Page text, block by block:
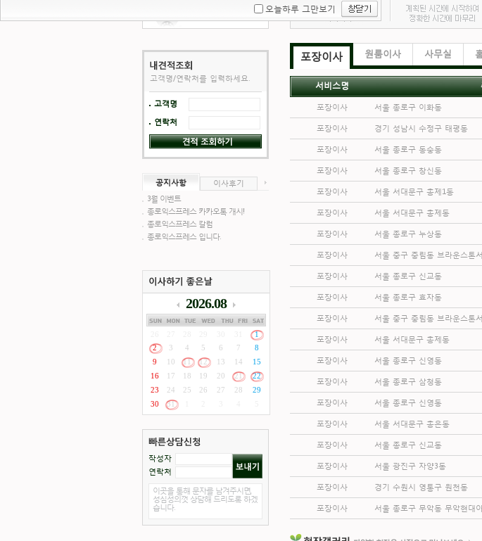
오늘하루 그만보기
고객명/연락처를 입력하세요.
고객명
연락처
공지사항
이사후기
3월 이벤트
종로익스프레스 카카오톡 개시!
종로익스프레스 칼럼
종로익스프레스 입니다.
2026.08
1
2
3 4 5 6 7
8
9
10 11 12 13 14
15
16
17 18 19 20 21
22
23
24 25 26 27 28
29
30
31
작성자
연락처
이곳을 통해 문자를 남겨주시면,
성심성의껏 상담해 드리도록 하겠
습니다.
포장이사 원룸이사 사무실
서비스명
포장이사 서울 종로구 이화동
포장이사 경기 성남시 수정구 태평동
포장이사 서울 종로구 동숭동
포장이사 서울 종로구 창신동
포장이사 서울 서대문구 홍제1동
포장이사 서울 서대문구 홍제동
포장이사 서울 종로구 누상동
포장이사 서울 중구 중림동 브라운스톤
포장이사 서울 종로구 신교동
포장이사 서울 종로구 효자동
포장이사 서울 중구 중림동 브라운스톤
포장이사 서울 서대문구 홍제동
포장이사 서울 종로구 신영동
포장이사 서울 종로구 삼청동
포장이사 서울 종로구 신영동
포장이사 서울 서대문구 홍은동
포장이사 서울 종로구 신교동
포장이사 서울 광진구 자양3동
포장이사 경기 수원시 영통구 원천동
포장이사 서울 종로구 무악동 무악현대